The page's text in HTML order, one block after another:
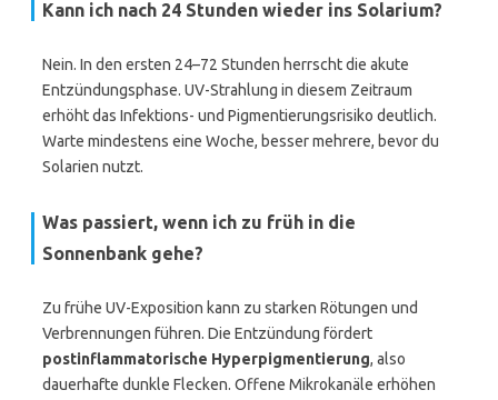
Kann ich nach 24 Stunden wieder ins Solarium?
Nein. In den ersten 24–72 Stunden herrscht die akute
Entzündungsphase. UV-Strahlung in diesem Zeitraum
erhöht das Infektions- und Pigmentierungsrisiko deutlich.
Warte mindestens eine Woche, besser mehrere, bevor du
Solarien nutzt.
Was passiert, wenn ich zu früh in die
Sonnenbank gehe?
Zu frühe UV-Exposition kann zu starken Rötungen und
Verbrennungen führen. Die Entzündung fördert
postinflammatorische Hyperpigmentierung, also
dauerhafte dunkle Flecken. Offene Mikrokanäle erhöhen